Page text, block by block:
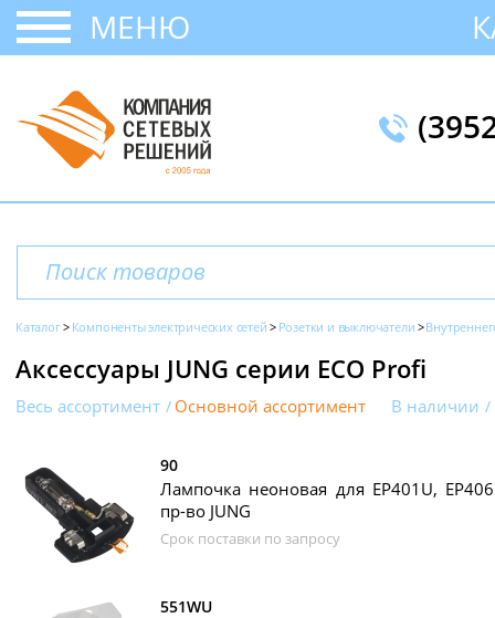
МЕНЮ
Каталог Компоненты электрических сетей Розетки и выключатели
Аксессуары JUNG серии ECO Profi
Весь ассортимент Основной ассортимент В наличии
90
Лампочка неоновая для EP401U,
пр-во JUNG
Срок поставки по запросу
551WU